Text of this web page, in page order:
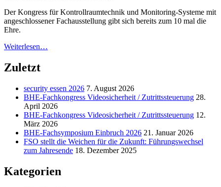
Der Kongress für Kontrollraumtechnik und Monitoring-Systeme mit
angeschlossener Fachausstellung gibt sich bereits zum 10 mal die
Ehre.
Weiterlesen…
Zuletzt
security essen 2026 7. August 2026
BHE-Fachkongress Videosicherheit / Zutrittssteuerung 28.
April 2026
BHE-Fachkongress Videosicherheit / Zutrittssteuerung 12.
März 2026
BHE-Fachsymposium Einbruch 2026 21. Januar 2026
FSO stellt die Weichen für die Zukunft: Führungswechsel
zum Jahresende 18. Dezember 2025
Kategorien